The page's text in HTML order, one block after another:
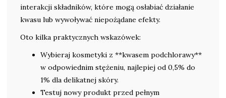
interakcji składników, które mogą osłabiać działanie
kwasu lub wywoływać niepożądane efekty.
Oto kilka praktycznych wskazówek:
Wybieraj kosmetyki z **kwasem podchlorawy**
w odpowiednim stężeniu, najlepiej od 0,5% do
1% dla delikatnej skóry.
Testuj nowy produkt przed pełnym